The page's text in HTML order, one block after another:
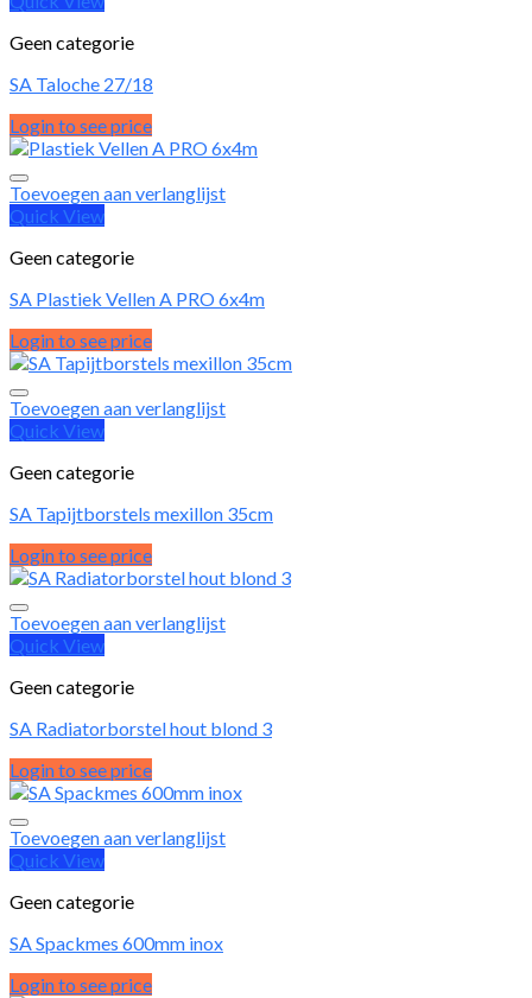
Geen categorie
SA Taloche 27/18
Login to see price
Toevoegen aan verlanglijst
Quick View
Geen categorie
SA Plastiek Vellen A PRO 6x4m
Login to see price
Toevoegen aan verlanglijst
Quick View
Geen categorie
SA Tapijtborstels mexillon 35cm
Login to see price
Toevoegen aan verlanglijst
Quick View
Geen categorie
SA Radiatorborstel hout blond 3
Login to see price
Toevoegen aan verlanglijst
Quick View
Geen categorie
SA Spackmes 600mm inox
Login to see price